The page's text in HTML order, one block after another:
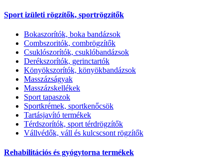
Sport izületi rögzítők, sportrögzítők
Bokaszorítók, boka bandázsok
Combszoritók, combrögzítők
Csuklószorítók, csuklóbandázsok
Derékszorítók, gerinctartók
Könyökszorítók, könyökbandázsok
Masszázságyak
Masszázskellékek
Sport tapaszok
Sportkrémek, sportkenőcsök
Tartásjavító termékek
Térdszorítók, sport térdrögzítők
Vállvédők, váll és kulcscsont rögzítők
Rehabilitációs és gyógytorna termékek